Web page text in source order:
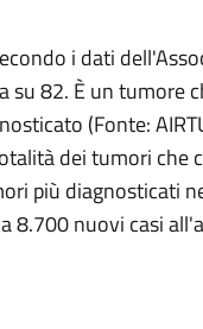
i dati
82. È un tumore
(Fonte:
dei tumori che
più diagnosticati
nuovi casi